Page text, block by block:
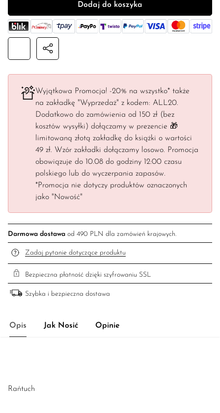
Dodaj do koszyka
Wyjątkowa Promocja! -20% na wszystko* także
na zakładkę "Wyprzedaż" z kodem: ALL20.
Dodatkowo do zamówienia od 150 zł (bez
kosztów wysyłki) dołączamy w prezencie 🎁
limitowaną złotą zakładkę do książki o wartości
49 zł. Wzór zakładki dołączamy losowo. Promocja
obowiązuje do 10.08 do godziny 12:00 czasu
polskiego lub do wyczerpania zapasów.
*Promocja nie dotyczy produktów oznaczonych
jako "Nowość"
Darmowa dostawa od 490 PLN dla zamówień krajowych.
Zadaj pytanie dotyczące produktu
Bezpieczna płatność dzięki szyfrowaniu SSL
Szybka i bezpieczna dostawa
Opis Jak Nosić Opinie
Rańtuch